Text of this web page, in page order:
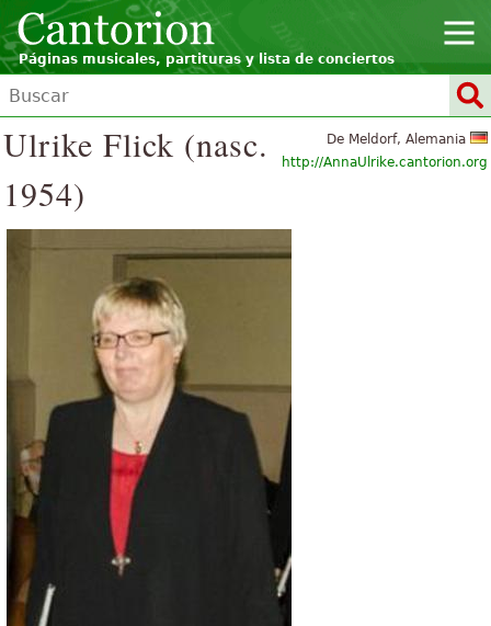
Páginas musicales, partituras y lista de conciertos
De Meldorf, Alemania
http://AnnaUlrike.cantorion.org
Ulrike Flick (nasc.
1954)